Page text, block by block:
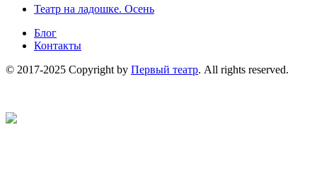
Театр на ладошке. Осень
Блог
Контакты
© 2017-2025 Copyright by Первый театр. All rights reserved.